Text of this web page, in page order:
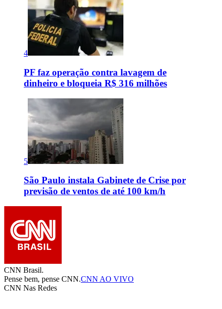
4
PF faz operação contra lavagem de
dinheiro e bloqueia R$ 316 milhões
5
São Paulo instala Gabinete de Crise por
previsão de ventos de até 100 km/h
CNN Brasil.
Pense bem, pense CNN.CNN AO VIVO
CNN Nas Redes